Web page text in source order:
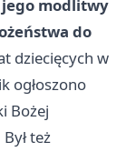
modlitwy
do
dziecięcych w
ogłoszono
Bożej
też